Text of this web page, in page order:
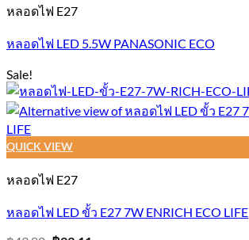
หลอดไฟ E27
หลอดไฟ LED 5.5W PANASONIC ECO
Sale!
QUICK VIEW
หลอดไฟ E27
หลอดไฟ LED ขั้ว E27 7W ENRICH ECO LIFE